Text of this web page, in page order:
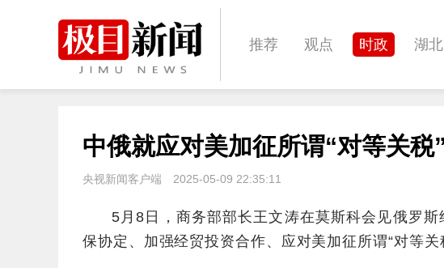
推荐 观点 时政 湖北
体育 娱乐 影像 帅
中俄就应对美加征所谓“对等关
央视新闻客户端 2025-05-09 22:35:11
5月8日，商务部部长王文涛在莫斯科会见俄罗
保协定、加强经贸投资合作、应对美加征所谓“对等关